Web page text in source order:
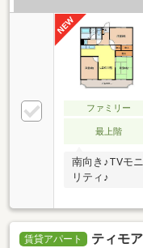
ファミリー
最上階
南向き♪TVモ
リティ♪
賃貸アパート ティモ